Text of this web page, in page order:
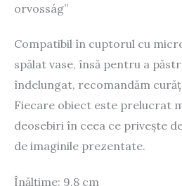
orvosság”
Compatibil în cuptorul cu
spălat vase, însă pentru a
îndelungat, recomandăm
Fiecare obiect este prelucrat
deosebiri în ceea ce privește
de imaginile prezentate.
Înălțime: 9,8 cm